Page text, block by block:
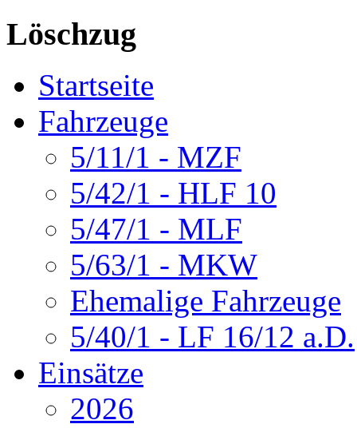
Löschzug
Startseite
Fahrzeuge
5/11/1 - MZF
5/42/1 - HLF 10
5/47/1 - MLF
5/63/1 - MKW
Ehemalige Fahrzeuge
5/40/1 - LF 16/12 a.D.
Einsätze
2026